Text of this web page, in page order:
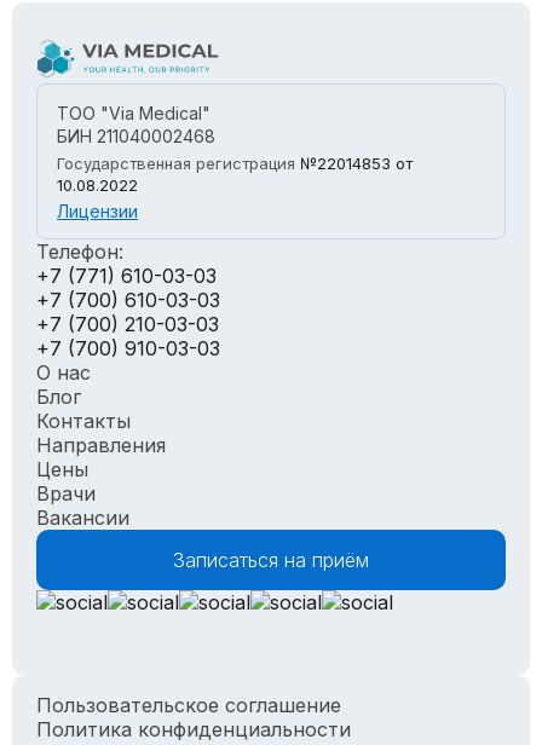
ТОО "Via Medical"
БИН 211040002468
Государственная регистрация №22014853 от
10.08.2022
Лицензии
Телефон:
+7 (771) 610-03-03
+7 (700) 610-03-03
+7 (700) 210-03-03
+7 (700) 910-03-03
О нас
Блог
Контакты
Направления
Цены
Врачи
Вакансии
Записаться на приём
Пользовательское соглашение
Политика конфиденциальности